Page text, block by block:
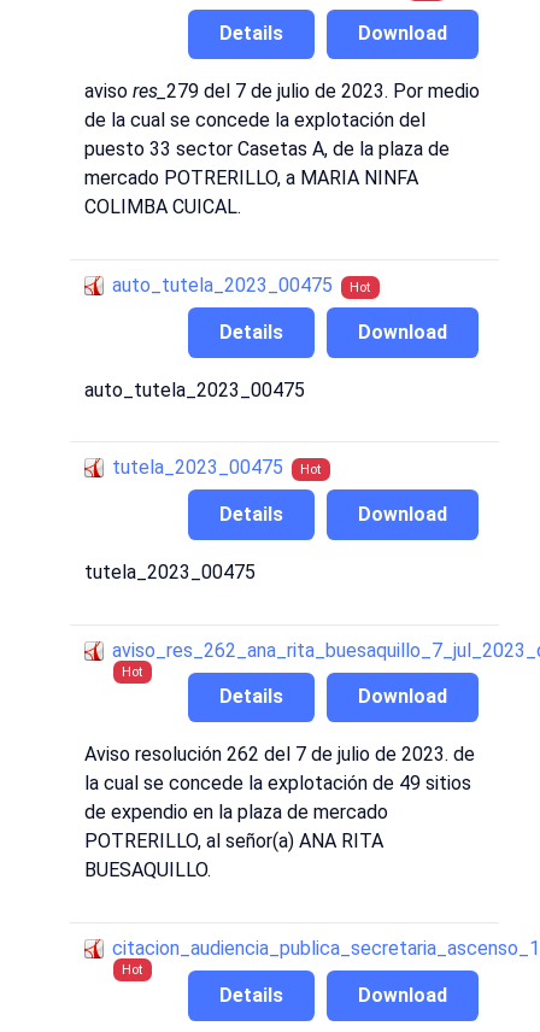
Download
Details
aviso res_ 279 del 7 de julio de 2023. Por medio
de la cual se concede la explotación del
puesto 33 sector Casetas A, de la plaza de
mercado POTRERILLO, a MARIA NINFA
COLIMBA CUICAL.
auto_tutela_2023_00475 Hot
Download
Details
auto_tutela_2023_00475
tutela_2023_00475 Hot
Download
Details
tutela_2023_00475
Hot
Download
Details
Aviso resolución 262 del 7 de julio de 2023. de
la cual se concede la explotación de 49 sitios
de expendio en la plaza de mercado
POTRERILLO, al señor(a) ANA RITA
BUESAQUILLO.
Hot
Download
Details